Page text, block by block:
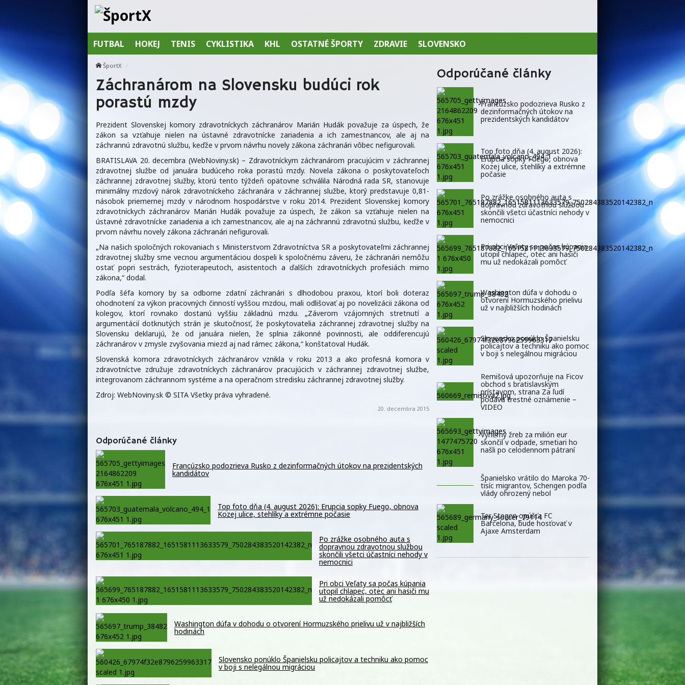
FUTBAL HOKEJ TENIS CYKLISTIKA KHL OSTATNÉ ŠPORTY ZDRAVIE SLOVENSKO
ŠportX
Záchranárom na Slovensku budúci rok
porastú mzdy
Prezident Slovenskej komory zdravotníckych záchranárov Marián Hudák považuje za úspech, že
zákon sa vzťahuje nielen na ústavné zdravotnícke zariadenia a ich zamestnancov, ale aj na
záchrannú zdravotnú službu, keďže v prvom návrhu novely zákona záchranári vôbec nefigurovali.
BRATISLAVA 20. decembra (WebNoviny.sk) – Zdravotníckym záchranárom pracujúcim v záchrannej
zdravotnej službe od januára budúceho roka porastú mzdy. Novela zákona o poskytovateľoch
záchrannej zdravotnej služby, ktorú tento týždeň opätovne schválila Národná rada SR, stanovuje
minimálny mzdový nárok zdravotníckeho záchranára v záchrannej službe, ktorý predstavuje 0,81-
násobok priemernej mzdy v národnom hospodárstve v roku 2014. Prezident Slovenskej komory
zdravotníckych záchranárov Marián Hudák považuje za úspech, že zákon sa vzťahuje nielen na
ústavné zdravotnícke zariadenia a ich zamestnancov, ale aj na záchrannú zdravotnú službu, keďže v
prvom návrhu novely zákona záchranári nefigurovali.
„Na našich spoločných rokovaniach s Ministerstvom Zdravotníctva SR a poskytovateľmi záchrannej
zdravotnej služby sme vecnou argumentáciou dospeli k spoločnému záveru, že záchranári nemôžu
ostať popri sestrách, fyzioterapeutoch, asistentoch a ďalších zdravotníckych profesiách mimo
zákona,“ dodal.
Podľa šéfa komory by sa odborne zdatní záchranári s dlhodobou praxou, ktorí boli doteraz
ohodnotení za výkon pracovných činností vyššou mzdou, mali odlišovať aj po novelizácii zákona od
kolegov, ktorí rovnako dostanú vyššiu základnú mzdu. „Záverom vzájomných stretnutí a
argumentácií dotknutých strán je skutočnosť, že poskytovatelia záchrannej zdravotnej služby na
Slovensku deklarujú, že od januára nielen, že splnia zákonné povinnosti, ale oddiferencujú
záchranárov v zmysle zvyšovania miezd aj nad rámec zákona,“ konštatoval Hudák.
Slovenská komora zdravotníckych záchranárov vznikla v roku 2013 a ako profesná komora v
zdravotníctve združuje zdravotníckych záchranárov pracujúcich v záchrannej zdravotnej službe,
integrovanom záchrannom systéme a na operačnom stredisku záchrannej zdravotnej služby.
Zdroj: WebNoviny.sk © SITA Všetky práva vyhradené.
20. decembra 2015
Odporúčané články
Francúzsko podozrieva Rusko z dezinformačných útokov na prezidentských
kandidátov
Top foto dňa (4. august 2026): Erupcia sopky Fuego, obnova
Kozej ulice, stehlíky a extrémne počasie
Po zrážke osobného auta s
dopravnou zdravotnou službou
skončili všetci účastníci nehody v
nemocnici
Pri obci Veľaty sa počas kúpania
utopil chlapec, otec ani hasiči mu
už nedokázali pomôcť
Washington dúfa v dohodu o otvorení Hormuzského prielivu už v najbližších
hodinách
Slovensko ponúklo Španielsku policajtov a techniku ako pomoc
v boji s nelegálnou migráciou
Odporúčané články
Francúzsko podozrieva Rusko z
dezinformačných útokov na
prezidentských kandidátov
Top foto dňa (4. august 2026):
Erupcia sopky Fuego, obnova
Kozej ulice, stehlíky a extrémne
počasie
Po zrážke osobného auta s
dopravnou zdravotnou službou
skončili všetci účastníci nehody v
nemocnici
Pri obci Veľaty sa počas kúpania
utopil chlapec, otec ani hasiči
mu už nedokázali pomôcť
Washington dúfa v dohodu o
otvorení Hormuzského prielivu
už v najbližších hodinách
Slovensko ponúklo Španielsku
policajtov a techniku ako pomoc
v boji s nelegálnou migráciou
Remišová upozorňuje na Ficov
obchod s bratislavským
prístavom, strana Za ľudí
podáva trestné oznámenie –
VIDEO
Výherný žreb za milión eur
skončil v odpade, smetiari ho
našli po celodennom pátraní
Španielsko vrátilo do Maroka 70-
tisíc migrantov, Schengen podľa
vlády ohrozený nebol
Ter Stegen opúšťa FC
Barcelona, bude hosťovať v
Ajaxe Amsterdam